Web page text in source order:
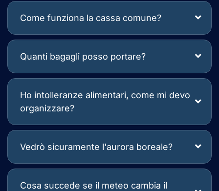
Come funziona la cassa comune?
Quanti bagagli posso portare?
Ho intolleranze alimentari, come mi devo
organizzare?
Vedrò sicuramente l'aurora boreale?
Cosa succede se il meteo cambia il